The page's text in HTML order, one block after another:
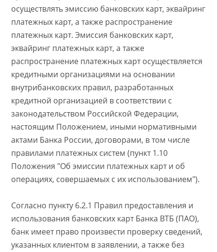
осуществлять эмиссию банковских карт, эквайринг
платежных карт, а также распространение
платежных карт. Эмиссия банковских карт,
эквайринг платежных карт, а также
распространение платежных карт осуществляется
кредитными организациями на основании
внутрибанковских правил, разработанных
кредитной организацией в соответствии с
законодательством Российской Федерации,
настоящим Положением, иными нормативными
актами Банка России, договорами, в том числе
правилами платежных систем (пункт 1.10
Положения "Об эмиссии платежных карт и об
операциях, совершаемых с их использованием").
Согласно пункту 6.2.1 Правил предоставления и
использования банковских карт Банка ВТБ (ПАО),
банк имеет право произвести проверку сведений,
указанных клиентом в заявлении, а также без